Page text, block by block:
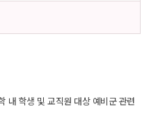
내 학생 및 교직원 대상 예비군 관련